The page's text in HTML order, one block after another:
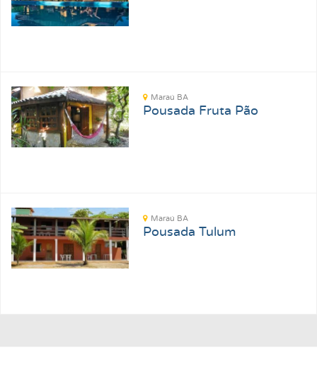
Maraú BA
Pousada Fruta Pão
Maraú BA
Pousada Tulum